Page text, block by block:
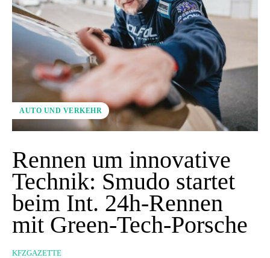
AUTO UND VERKEHR
Rennen um innovative
Technik: Smudo startet
beim Int. 24h-Rennen
mit Green-Tech-Porsche
KFZGAZETTE